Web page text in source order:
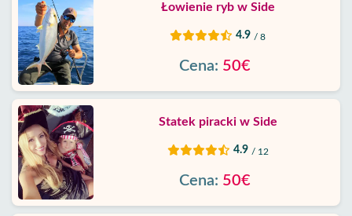
Łowienie ryb w Side
4.9 / 8
Cena: 50€
Statek piracki w Side
4.9 / 12
Cena: 50€